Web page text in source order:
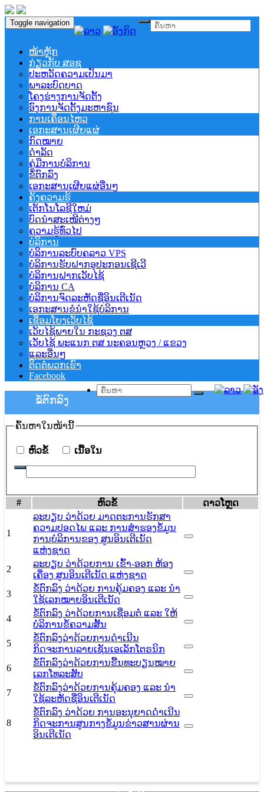
Toggle navigation
ໜ້າຫຼັກ
ກ່ຽວກັບ ສອຊ
ປະຫວັດຄວາມເປັນມາ
ພາລະບົດບາດ
ໂຄງຮ່າງການຈັດຕັ້ງ
ອົງການຈັດຕັ້ງມະຫາຊົນ
ການເຄຶ່ອນໄຫວ
ເອກະສານເຜີຍແຜ່
ກົດໝາຍ
ດຳລັດ
ຄູ່ມືການບໍລິການ
ຂໍ້ຕົກລົງ
ເອກະສານເຜີຍແຜ່ອື່ນໆ
ຄັງຄວາມຮູ້
ເຕັກໂນໂລຊີໃຫມ່
ບົດນຳສະເໜີຕ່າງໆ
ຄວາມຮູ້ທົ່ວໄປ
ບໍລິການ
ບໍລິການລະບົບຄລາວ VPS
ບໍລິການຮັບຝາກອຸປະກອນເຊີເວີ
ບໍລິການຝາກເວັບໄຊ້
ບໍລິການ CA
ບໍລິການຈົດລະຫັດຊື່ອິນເຕີເນັດ
ເອກະສານຂໍນຳໃຊ້ບໍລິການ
ເຊື່ອມໂຍງເວັບໄຊ້
ເວັບໄຊ້ພາຍໃນ ກະຊວງ ຕສ
ເວັບໄຊ້ ພະແນກ ຕສ ນະຄອນຫຼວງ / ແຂວງ
ແລະອື່ນໆ
ຕິດຕໍ່ພວກເຮົາ
Facebook
ຂໍ້ຕົກລົງ
ຄົ້ນ​ຫາ​ໃນ​ໜ້ານີ້
​ຫົວ​ຂໍ້ ​ເນື້ອ​ໃນ
# ​ຫົວ​ຂໍ້ ດາວ​ໂຫຼດ
1
ລະບຽບ ວ່າດ້ວຍ ມາດຕະການຮັກສາ
ຄວາມປອດໄພ ແລະ ການສໍາຮອງຂໍ້ມູນ
ການບໍລິການຂອງ ສູນອິນເຕີເນັດ
ແຫ່ງຊາດ
2
ລະບຽບ ວ່າດ້ວຍການ ເຂົ້າ-ອອກ ຫ້ອງ
ເຄື່ອງ ສູນອິນເຕີເນັດ ແຫ່ງຊາດ
3
ຂໍ້ຕົກລົງ ວ່າດ້ວຍ ການຄຸ້ມຄອງ ແລະ ນໍາ
ໃຊ້ເລກໝາຍອິນເຕີເນັດ
4
ຂໍ້ຕົກລົງ ວ່າດ້ວຍການເຊື່ອມຕໍ່ ແລະ ໃຫ້
ບໍລິການຂໍ້ຄວາມສັ້ນ
5
ຂໍ້ຕົກລົງວ່າດ້ວຍການດຳເນີນ
ກິດຈະການລາຍເຊັນເອເລັກໂຕຣນິກ
6
ຂໍ້ຕົກລົງວ່າດ້ວຍການຂື້ນທະບຽນໝາຍ
ເລກໂທລະສັບ
7
ຂໍ້ຕົກລົງວ່າດ້ວຍການຄຸ້ມຄອງ ແລະ ນຳ
ໃຊ້ລະຫັດຊື່ອິນເຕີເນັດ
8
ຂໍ້ຕົກລົງ ວ່າດ້ວຍ ການອະນຸຍາດດຳເນີນ
ກິດຈະການສູນກາງຂໍ້ມູນຂ່າວສານຜ່ານ
ອິນເຕີເນັດ